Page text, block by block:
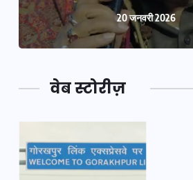
20 जनवरी 2026
वेब स्टोरीज़